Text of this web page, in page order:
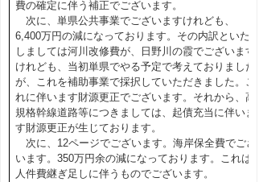
費の確定に伴う補正でございます。
次に、単県公共事業でございますけれども、
6,400万円の減になっております。その内訳といた
しましては河川改修費が、日野川の霞でございます
けれども、当初単県でやる予定で考えておりました
が、これを補助事業で採択していただきました。こ
れに伴います財源更正でございます。それから、高
規格幹線道路等につきましては、起債充当に伴いま
す財源更正が生じております。
次に、12ページでございます。海岸保全費でござ
います。350万円余の減になっております。これは
人件費継ぎ足しに伴うものでございます。